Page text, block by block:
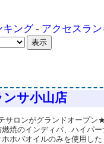
キング- アクセスラ
サ小山店
サロンがグランドオープン
焼のインディバ、ハイパ
ホバオイルのみを使用し